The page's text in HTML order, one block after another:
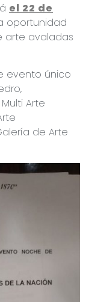
el 22 de
oportunidad
arte avaladas
evento único
Arte
de Arte